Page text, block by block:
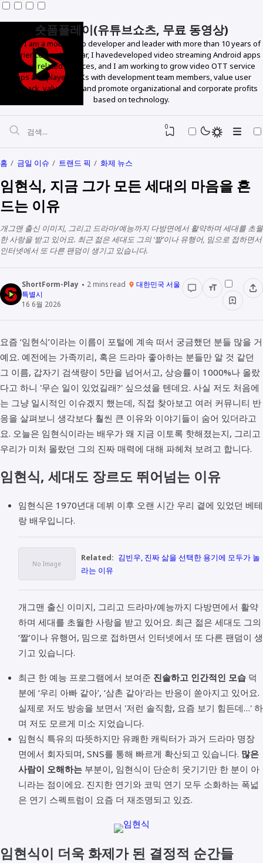
숏폼플레이(유튜브쇼츠, 무료 동영상)
Hello! I am a mobile app developer and leader with more than 10 years of
experience. In particular, I havedeveloped video streaming Android apps
and live related services, and I am working to grow video OTT service
apps and player SDKs with development team members, value user
feedback, value data, and promote organizational and corporate profits
based on technology.
0
홈 금일 이슈 트랜드 픽 화제 뉴스
임현식, 지금 그가 모든 세대의 마음을 흔
드는 이유
개그맨 출신 이미지, 그리고 드라마/예능까지 다방면에서 활약하며 세대를 초월
한 사랑을 받고 있어요. 최근 젊은 세대도 그의 ‘짤’이나 유행어, 밈으로 접하면서
인터넷에서 또 다른 팬덤이 생기고 있습니다.
ShortForm-Play 2 mins read
대한민국 서울
특별시
16 6월 2026
요즘 ‘임현식’이라는 이름이 포털에 계속 떠서 궁금했던 분들 많을 거
예요. 예전에는 가족끼리, 혹은 드라마 좋아하는 분들만 알 것 같던
그 이름, 갑자기 검색량이 5만을 넘어서고, 상승률이 1000%나 올랐
다고 하니 '무슨 일이 있었길래?' 싶으셨을 텐데요. 사실 저도 처음에
는 그냥 일시적인 이슈겠지 했는데, 직접 찾아보고 여러 커뮤니티 반
응을 살펴보니 생각보다 훨씬 큰 이유와 이야기들이 숨어 있더라고
요. 오늘은 임현식이라는 배우가 왜 지금 이토록 핫해졌는지, 그리고
우리가 미처 몰랐던 그의 진짜 매력에 대해 파헤쳐 보려고 합니다.
임현식, 세대도 장르도 뛰어넘는 이유
임현식은 1970년대 데뷔 이후 오랜 시간 우리 곁에 있었던 베테
랑 배우입니다.
Related: 김빈우, 진짜 삶을 선택한 용기에 모두가 놀
라는 이유
개그맨 출신 이미지, 그리고 드라마/예능까지 다방면에서 활약
하며 세대를 초월한 사랑을 받고 있어요. 최근 젊은 세대도 그의
‘짤’이나 유행어, 밈으로 접하면서 인터넷에서 또 다른 팬덤이 생
기고 있습니다.
최근 한 예능 프로그램에서 보여준 진솔하고 인간적인 모습덕
분에 ‘우리 아빠 같아’, ‘삼촌 같아’라는 반응이 쏟아지고 있어요.
실제로 저도 방송을 보면서 '저런 솔직함, 요즘 보기 힘든데…' 하
며 저도 모르게 미소 지었습니다.
임현식 특유의 따뜻하지만 유쾌한 캐릭터가 과거 드라마 명장
면에서 회자되며, SNS를 통해 빠르게 확산되고 있습니다. 많은
사람이 오해하는부분이, 임현식이 단순히 웃기기만 한 분이 아
니라는 점이에요. 진지한 연기와 코믹 연기 모두 소화하는 폭넓
은 연기 스펙트럼이 요즘 더 재조명되고 있죠.
임현식이 더욱 화제가 된 결정적 순간들